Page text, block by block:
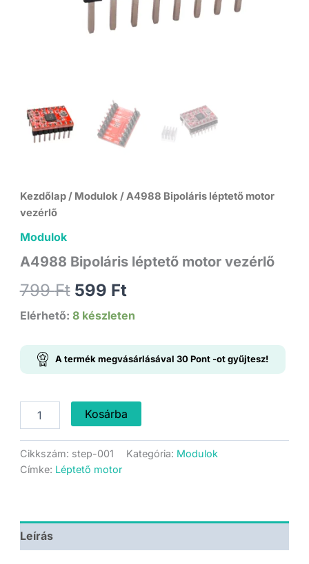
Kezdőlap/ Modulok / A4988 Bipoláris léptető motor
vezérlő
Modulok
A4988 Bipoláris léptető motor vezérlő
799Ft Original
price
was:
799 Ft.
599 FtCurrent
price
is:
599 Ft.
Elérhető: 8 készleten
A termék megvásárlásával 30Pont-ot gyűjtesz!
Bipoláris
motor
mennyiség
Kosárba
Cikkszám: step-001 Kategória: Modulok
Címke: Léptető motor
Leírás